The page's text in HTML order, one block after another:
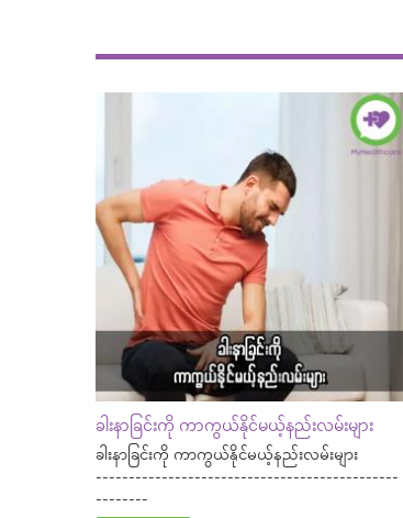
ခါးနာခြင်းကို ကာကွယ်နိုင်မယ့်နည်းလမ်းများ
ခါးနာခြင်းကို ကာကွယ်နိုင်မယ့်နည်းလမ်းများ
----------------------------------------------
--------